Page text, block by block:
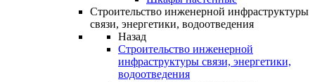
Строительство инженерной инфраструктуры
связи, энергетики, водоотведения
Назад
Строительство инженерной
инфраструктуры связи, энергетики,
водоотведения